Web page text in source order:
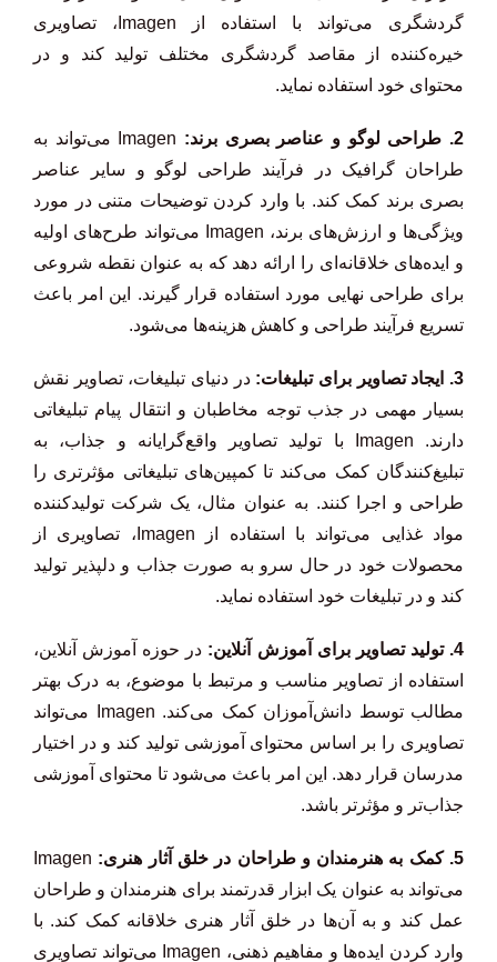
گردشگری می‌تواند با استفاده از Imagen، تصاویری
خیره‌کننده از مقاصد گردشگری مختلف تولید کند و در
محتوای خود استفاده نماید.
2. طراحی لوگو و عناصر بصری برند:
Imagen می‌تواند به
طراحان گرافیک در فرآیند طراحی لوگو و سایر عناصر
بصری برند کمک کند. با وارد کردن توضیحات متنی در مورد
ویژگی‌ها و ارزش‌های برند، Imagen می‌تواند طرح‌های اولیه
و ایده‌های خلاقانه‌ای را ارائه دهد که به عنوان نقطه شروعی
برای طراحی نهایی مورد استفاده قرار گیرند. این امر باعث
تسریع فرآیند طراحی و کاهش هزینه‌ها می‌شود.
3. ایجاد تصاویر برای تبلیغات:
در دنیای تبلیغات، تصاویر نقش
بسیار مهمی در جذب توجه مخاطبان و انتقال پیام تبلیغاتی
دارند. Imagen با تولید تصاویر واقع‌گرایانه و جذاب، به
تبلیغ‌کنندگان کمک می‌کند تا کمپین‌های تبلیغاتی مؤثرتری را
طراحی و اجرا کنند. به عنوان مثال، یک شرکت تولیدکننده
مواد غذایی می‌تواند با استفاده از Imagen، تصاویری از
محصولات خود در حال سرو به صورت جذاب و دلپذیر تولید
کند و در تبلیغات خود استفاده نماید.
4. تولید تصاویر برای آموزش آنلاین:
در حوزه آموزش آنلاین،
استفاده از تصاویر مناسب و مرتبط با موضوع، به درک بهتر
مطالب توسط دانش‌آموزان کمک می‌کند. Imagen می‌تواند
تصاویری را بر اساس محتوای آموزشی تولید کند و در اختیار
مدرسان قرار دهد. این امر باعث می‌شود تا محتوای آموزشی
جذاب‌تر و مؤثرتر باشد.
5. کمک به هنرمندان و طراحان در خلق آثار هنری:
Imagen
می‌تواند به عنوان یک ابزار قدرتمند برای هنرمندان و طراحان
عمل کند و به آن‌ها در خلق آثار هنری خلاقانه کمک کند. با
وارد کردن ایده‌ها و مفاهیم ذهنی، Imagen می‌تواند تصاویری